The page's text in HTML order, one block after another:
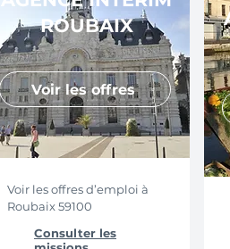
ROUBAIX
Voir les offres
Voir les offres d’emploi à
Roubaix 59100
Consulter les